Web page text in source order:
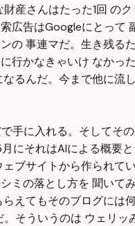
産さんはたった1回 の
広告はGoogleにとっ
の 事連マだ。生き残
行かなきゃいけ なか
るんだ。今まで他に流
手に入れる。そして
にそれはAIによる概要
ブサイトから作られ
ミの落とし方を 聞い
えてもそのブログに
そういうのは ウェリ